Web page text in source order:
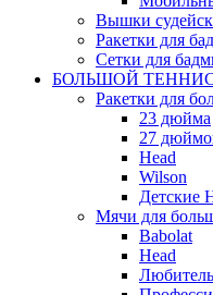
Вышки
Ракетки для
Сетки для
БОЛЬШОЙ
Ракетки для
23 дюйма
27
Head
Wilson
Детские
Мячи для
Babolat
Head